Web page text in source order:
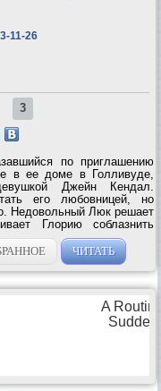
11-26
3
по приглашению
в ее доме в Голливуде,
Джейн Кендал.
его любовницей, но
Недовольный Люк решает
Глорию соблазнить
это Люку? Сможет ли он
ЧИТАТЬ